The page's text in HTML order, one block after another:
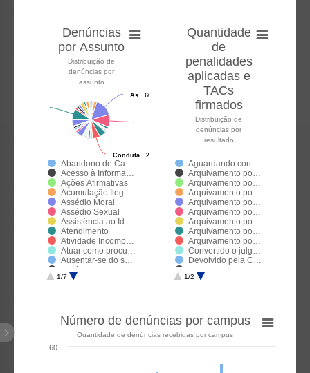
Denúncias
por Assunto
Distribuição de
denúncias por
assunto
As…66
As…66
Conduta…28
Conduta…28
Abandono de Ca…
Acesso à Informa…
Ações Afirmativas
Acumulação Ileg…
Assédio Moral
Assédio Sexual
Assistência ao Id…
Atendimento
Atividade Incomp…
Atuar como procu…
Ausentar-se do s…
Auxílio
Bullying e/ou Cyb…
Concurso
Conduta ética
Conduta ética e ir…
1/7
Quantidade
de
penalidades
aplicadas e
TACs
firmados
Distribuição de
denúncias por
resultado
Aguardando con…
Arquivamento po…
Arquivamento po…
Arquivamento po…
Arquivamento po…
Arquivamento po…
Arquivamento po…
Arquivamento po…
Arquivamento po…
Convertido o julg…
Devolvido pela C…
Encaminhamento…
Enviada para a C…
Pena de Demiss…
Pena de Suspen…
Reconhecimento …
TAC Celebrado
1/2
Número de denúncias por campus
Quantidade de denúncias recebidas por campus
60